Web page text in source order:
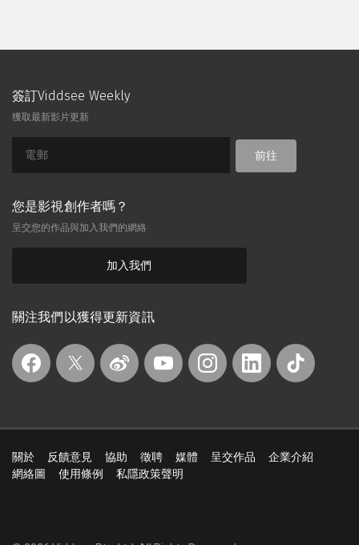
簽訂Viddsee Weekly
獲取最新影片更新
前往
您是影視創作者嗎？
呈交您的作品與加入我們的網絡
加入我們
關注我們以獲得更新資訊
關於 反饋意見 協助 徵聘 媒體 呈交作品
企業介紹
網絡圖
使用條例 私隱政策聲明